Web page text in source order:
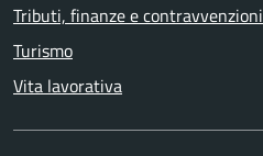
Tributi, finanze e contravvenzioni
Turismo
Vita lavorativa